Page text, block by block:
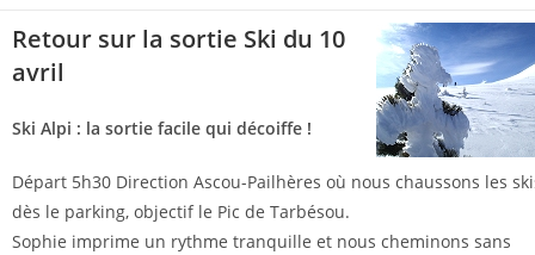
Retour sur la sortie Ski du 10
avril
Ski Alpi : la sortie facile qui décoiffe !
Départ 5h30 Direction Ascou-Pailhères où nous chaussons les
dès le parking, objectif le Pic de Tarbésou.
Sophie imprime un rythme tranquille et nous cheminons sans